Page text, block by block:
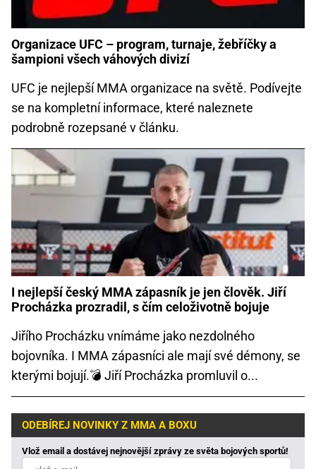
Organizace UFC – program, turnaje, žebříčky a
šampioni všech váhových divizí
UFC je nejlepší MMA organizace na světě. Podívejte
se na kompletní informace, které naleznete
podrobně rozepsané v článku.
I nejlepší český MMA zápasník je jen člověk. Jiří
Procházka prozradil, s čím celoživotně bojuje
Jiřího Procházku vnímáme jako nezdolného
bojovníka. I MMA zápasníci ale mají své démony, se
kterými bojují.💣 Jiří Procházka promluvil o...
ODEBÍREJ NOVINKY Z MMA A BOXU
Vlož email a dostávej nejnovější zprávy ze světa bojových sportů!